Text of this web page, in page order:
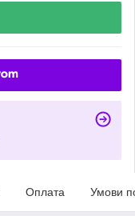
Оплата Умови